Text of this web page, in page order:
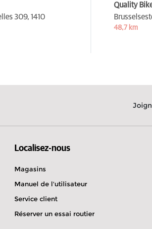
309, 1410
Quality
48,7 km
Localisez-nous
Magasins
Manuel de l'utilisateur
Service client
Réserver un essai routier